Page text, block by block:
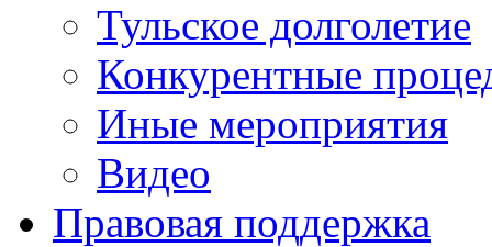
Тульское долголетие
Конкурентные
Иные мероприятия
Видео
Правовая поддержка